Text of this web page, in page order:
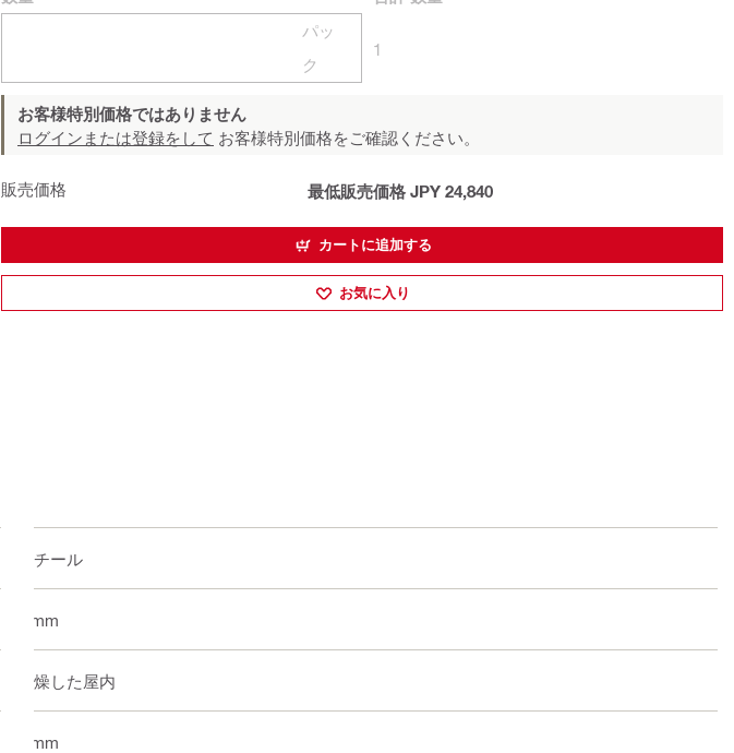
パッ
ク
1
お客様特別価格ではありません
ログインまたは登録をして お客様特別価格をご確認ください。
販売価格 最低販売価格 JPY 24,840
カートに追加する
お気に入り
スチール
4 mm
乾燥した屋内
3 mm